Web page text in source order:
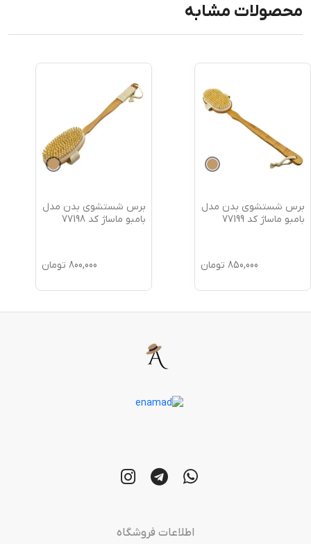
محصولات مشابه
برس شستشوی بدن مدل
بامبو ماساژ کد 77199
850,000 تومان
برس شستشوی بدن مدل
بامبو ماساژ کد 77198
800,000 تومان
اطلاعات فروشگاه